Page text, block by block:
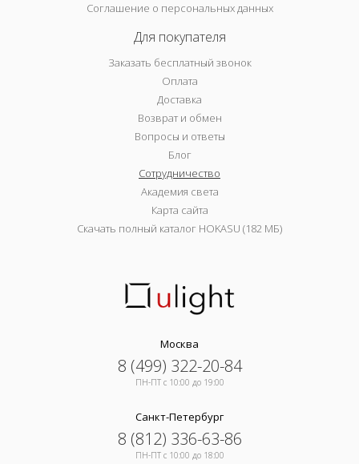
Соглашение о персональных данных
Для покупателя
Заказать бесплатный звонок
Оплата
Доставка
Возврат и обмен
Вопросы и ответы
Блог
Сотрудничество
Академия света
Карта сайта
Скачать полный каталог HOKASU (182 МБ)
Москва
8 (499) 322-20-84
ПН-ПТ c 10:00 до 19:00
Санкт-Петербург
8 (812) 336-63-86
ПН-ПТ c 10:00 до 18:00